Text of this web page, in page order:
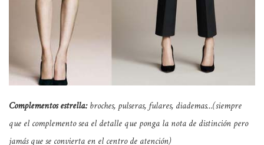
Complementos estrella:broches, pulseras, fulares, diademas…(siempre
que el complemento sea el detalle que ponga la nota de distinción pero
jamás que se convierta en el centro de atención)